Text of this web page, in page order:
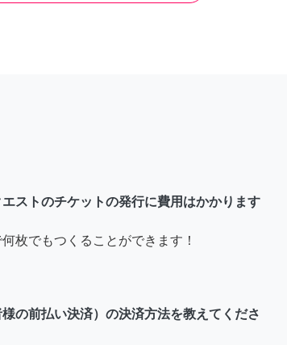
ストのチケットの発行に費用はかかります
枚でもつくることができます！
の前払い決済）の決済方法を教えてくださ